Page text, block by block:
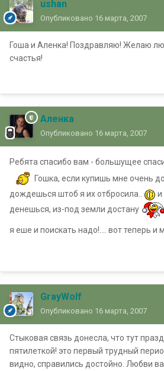
ushan
Опубликовано 16 марта, 2007
Гоша и Аленка! Поздравляю! Желаю
счастья!
Аленка
Опубликовано 16 марта, 2007
Ребята спасибо вам - большущее
Гошка, если купишь мне очень
дождешься штоб я их отбросила..
и
денешься, из-под земли достану
я еше и поискать надо!.... вот теперь и
GrayWolf
Опубликовано 16 марта, 2007
Стыковая связь донесла, что тут
пятилеткой! это первый трудный
видно, справились достойно. Любви